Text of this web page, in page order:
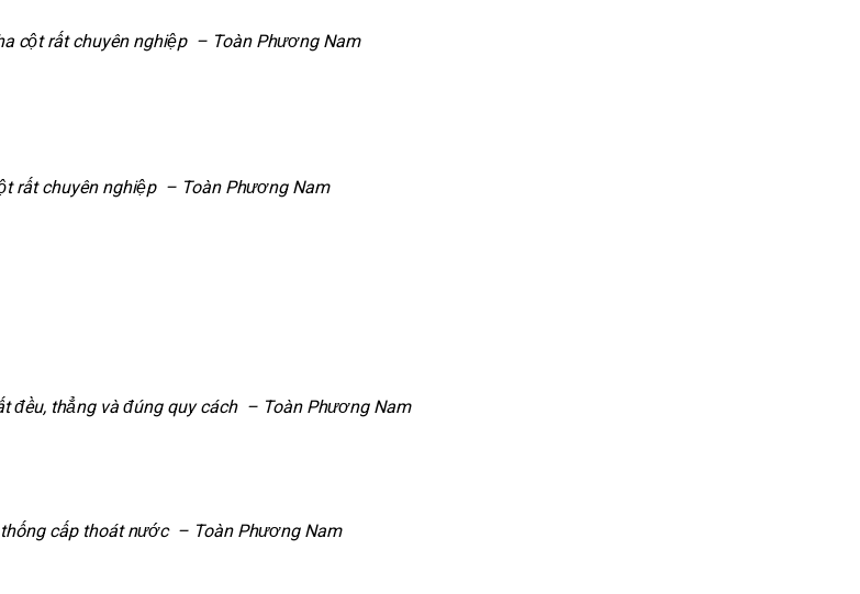
cột rất chuyên nghiệp – Toàn Phương Nam
rất chuyên nghiệp – Toàn Phương Nam
đều, thẳng và đúng quy cách – Toàn Phương Nam
cấp thoát nước – Toàn Phương Nam